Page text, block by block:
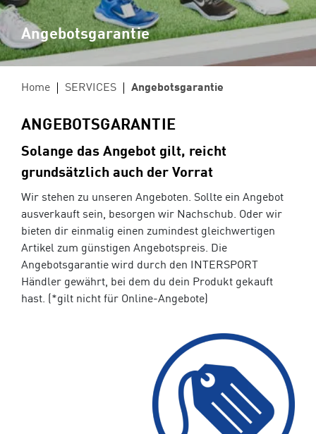
INTERSPORT Fischer ist dein
Sun & Water
Angebotsgarantie
Home SERVICES Angebotsgarantie
ANGEBOTSGARANTIE
Solange das Angebot gilt, reicht
grundsätzlich auch der Vorrat
Wir stehen zu unseren Angeboten. Sollte ein Angebot
ausverkauft sein, besorgen wir Nachschub. Oder wir
bieten dir einmalig einen zumindest gleichwertigen
Artikel zum günstigen Angebotspreis. Die
Angebotsgarantie wird durch den INTERSPORT
Händler gewährt, bei dem du dein Produkt gekauft
hast. (*gilt nicht für Online-Angebote)